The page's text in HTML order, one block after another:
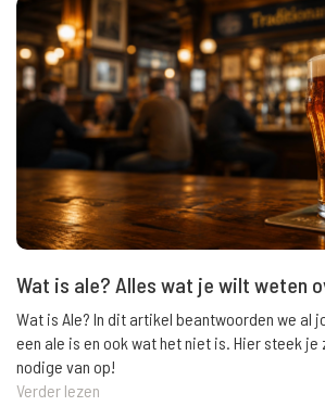
Wat is ale? Alles wat je wilt weten
Wat is Ale? In dit artikel beantwoorden we al
een ale is en ook wat het niet is. Hier steek je
nodige van op!
Verder lezen